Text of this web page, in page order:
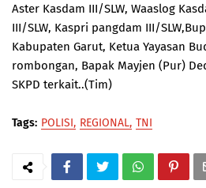
Aster Kasdam III/SLW, Waaslog
III/SLW, Kaspri pangdam III/
Kabupaten Garut, Ketua Yayasan
rombongan, Bapak Mayjen (Pur)
SKPD terkait..(Tim)
Tags: POLISI REGIONAL TNI